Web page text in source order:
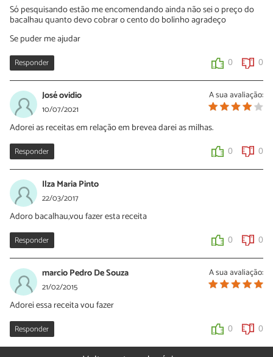
Só pesquisando estão me encomendando ainda não sei o preço do
bacalhau quanto devo cobrar o cento do bolinho agradeço
Se puder me ajudar
Responder 0 0
A sua avaliação:
José ovidio
10/07/2021
Adorei as receitas em relação em brevea darei as milhas.
Responder 0 0
Ilza Maria Pinto
22/03/2017
Adoro bacalhau,vou fazer esta receita
Responder 0 0
A sua avaliação:
marcio Pedro De Souza
21/02/2015
Adorei essa receita vou fazer
Responder 0 0